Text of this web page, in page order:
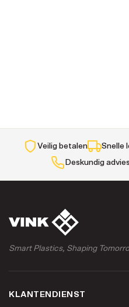
Veilig betalen Snelle
Deskundig advies
Smart Plastics, Shaping
KLANTENDIENST